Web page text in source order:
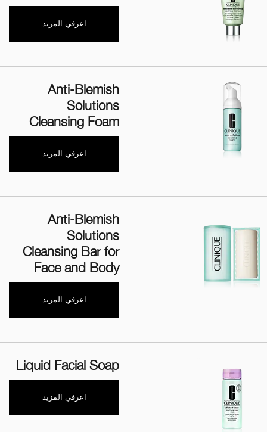
اعرفي المزيد
Anti-Blemish
Solutions
Cleansing Foam
اعرفي المزيد
Anti-Blemish
Solutions
Cleansing Bar for
Face and Body
اعرفي المزيد
Liquid Facial Soap
اعرفي المزيد